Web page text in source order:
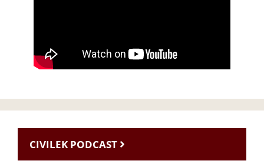
CIVILEK PODCAST